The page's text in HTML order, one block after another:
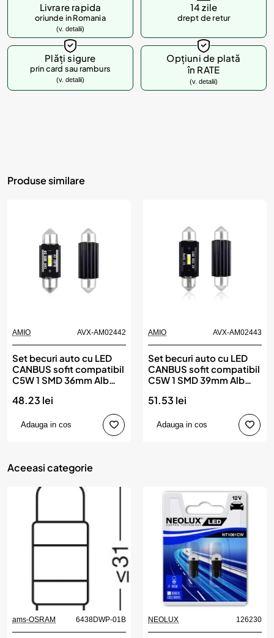
Livrare rapida
oriunde in Romania
(v. detalii)
14 zile
drept de retur
Plăți sigure
prin card sau ramburs
(v. detalii)
Opțiuni de plată
în RATE
(v. detalii)
Produse similare
AMIO AVX-AM02442
Set becuri auto cu LED
CANBUS sofit compatibil
C5W 1 SMD 36mm Alb
competitiilor auto sau
48.23 lei
Adauga in cos
AMIO AVX-AM02443
Set becuri auto cu LED
CANBUS sofit compatibil
C5W 1 SMD 39mm Alb
competitiilor auto sau
51.53 lei
Adauga in cos
Aceeasi categorie
ams-OSRAM 6438DWP-01B NEOLUX 126230